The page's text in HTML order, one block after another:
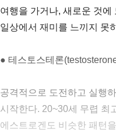
여행을 가거나, 새로운 것
일상에서 재미를 느끼지 못
● 테스토스테론
공격적으로 도전하고 실행
시작한다. 20~30세 무렵 최
에스트로겐도 비슷한 패턴